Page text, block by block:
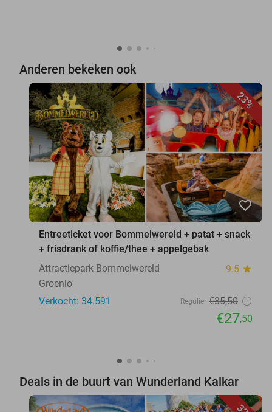
Anderen bekeken ook
23%
favorite_border
Entreeticket voor Bommelwereld + patat + snack
+ frisdrank of koffie/thee + appelgebak
Attractiepark Bommelwereld
9.5 star
Groenlo
Verkocht: 34.591
Regulier €35,50
€27,50
Deals in de buurt van Wunderland Kalkar